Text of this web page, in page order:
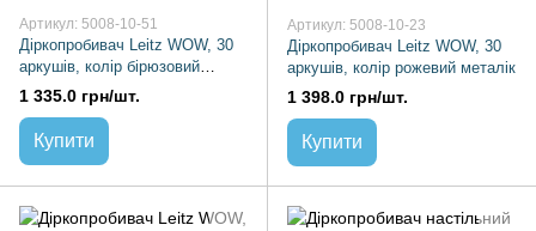
Артикул: 5008-10-51
Діркопробивач Leitz WOW, 30
аркушів, колір бірюзовий
металік
1 335.0 грн/шт.
Купити
Артикул: 5008-10-23
Діркопробивач Leitz WOW, 30
аркушів, колір рожевий металік
1 398.0 грн/шт.
Купити